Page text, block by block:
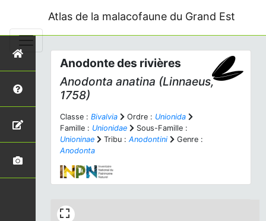
Atlas de la malacofaune du Grand Est
Anodonte des rivières
Anodonta anatina (Linnaeus,
1758)
Classe : Bivalvia Ordre : Unionida
Famille : Unionidae
Sous-Famille :
Unioninae
Tribu : Anodontini
Genre :
Anodonta